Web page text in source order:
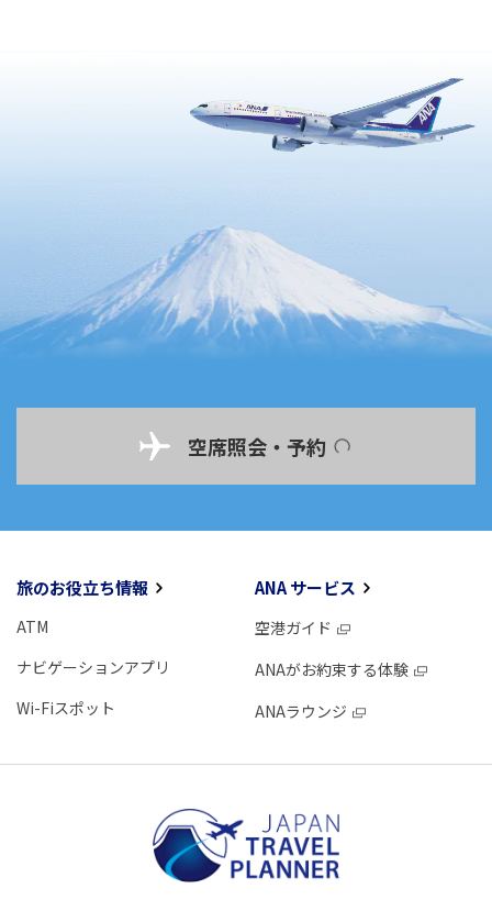
空席照会・予約
旅のお役立ち情報
ATM
ナビゲーションアプリ
Wi-Fiスポット
ANA サービス
空港ガイド
ANAがお約束する体験
ANAラウンジ